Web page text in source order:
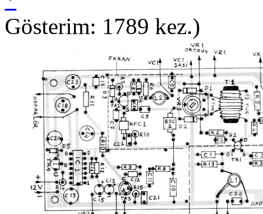
Gösterim: 1789 kez.)